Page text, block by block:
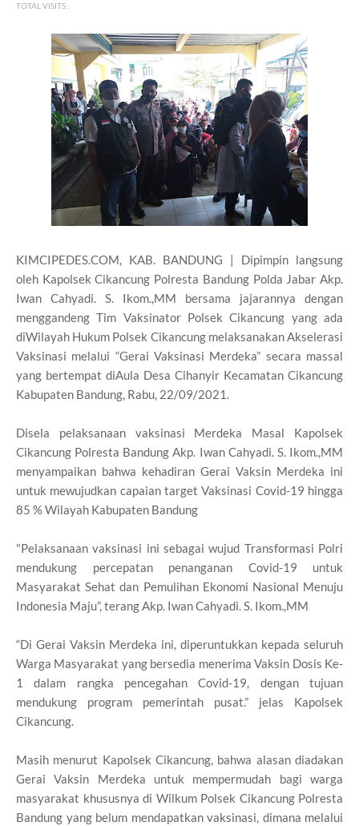
TOTAL VISITS :
KIMCIPEDES.COM, KAB. BANDUNG | Dipimpin langsung
oleh Kapolsek Cikancung Polresta Bandung Polda Jabar Akp.
Iwan Cahyadi. S. Ikom.,MM bersama jajarannya dengan
menggandeng Tim Vaksinator Polsek Cikancung yang ada
diWilayah Hukum Polsek Cikancung melaksanakan Akselerasi
Vaksinasi melalui “Gerai Vaksinasi Merdeka” secara massal
yang bertempat diAula Desa Cihanyir Kecamatan Cikancung
Kabupaten Bandung, Rabu, 22/09/2021.
Disela pelaksanaan vaksinasi Merdeka Masal Kapolsek
Cikancung Polresta Bandung Akp. Iwan Cahyadi. S. Ikom.,MM
menyampaikan bahwa kehadiran Gerai Vaksin Merdeka ini
untuk mewujudkan capaian target Vaksinasi Covid-19 hingga
85 % Wilayah Kabupaten Bandung
"Pelaksanaan vaksinasi ini sebagai wujud Transformasi Polri
mendukung percepatan penanganan Covid-19 untuk
Masyarakat Sehat dan Pemulihan Ekonomi Nasional Menuju
Indonesia Maju”, terang Akp. Iwan Cahyadi. S. Ikom.,MM
“Di Gerai Vaksin Merdeka ini, diperuntukkan kepada seluruh
Warga Masyarakat yang bersedia menerima Vaksin Dosis Ke-
1 dalam rangka pencegahan Covid-19, dengan tujuan
mendukung program pemerintah pusat.” jelas Kapolsek
Cikancung.
Masih menurut Kapolsek Cikancung, bahwa alasan diadakan
Gerai Vaksin Merdeka untuk mempermudah bagi warga
masyarakat khususnya di Wilkum Polsek Cikancung Polresta
Bandung yang belum mendapatkan vaksinasi, dimana melalui